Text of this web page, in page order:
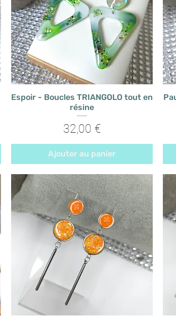
Espoir - Boucles TRIANGOLO tout en
résine
Prix
32,00 €
Ajouter au panier